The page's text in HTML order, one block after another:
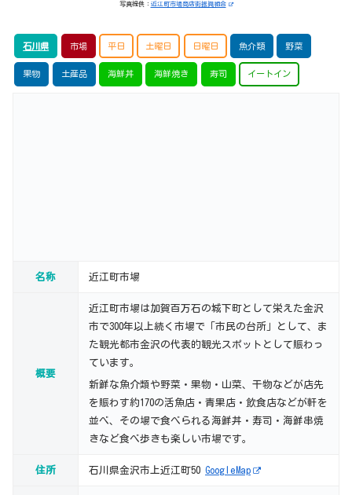
写真提供： 近江町市場商店街振興組合
石川県 市場 平日 土曜日 日曜日 魚介類 野菜
果物 土産品 海鮮丼 海鮮焼き 寿司 イートイン
名称 近江町市場
概要
近江町市場は加賀百万石の城下町として栄えた金沢
市で300年以上続く市場で「市民の台所」として、ま
た観光都市金沢の代表的観光スポットとして賑わっ
ています。
新鮮な魚介類や野菜・果物・山菜、干物などが店先
を賑わす約170の活魚店・青果店・飲食店などが軒を
並べ、その場で食べられる海鮮丼・寿司・海鮮串焼
きなど食べ歩きも楽しい市場です。
住所 石川県金沢市上近江町50 GoogleMap